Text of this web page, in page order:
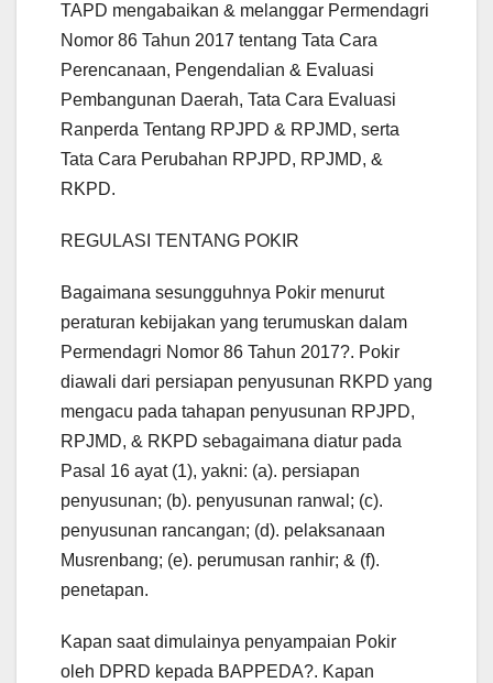
TAPD mengabaikan & melanggar Permendagri
Nomor 86 Tahun 2017 tentang Tata Cara
Perencanaan, Pengendalian & Evaluasi
Pembangunan Daerah, Tata Cara Evaluasi
Ranperda Tentang RPJPD & RPJMD, serta
Tata Cara Perubahan RPJPD, RPJMD, &
RKPD.
REGULASI TENTANG POKIR
Bagaimana sesungguhnya Pokir menurut
peraturan kebijakan yang terumuskan dalam
Permendagri Nomor 86 Tahun 2017?. Pokir
diawali dari persiapan penyusunan RKPD yang
mengacu pada tahapan penyusunan RPJPD,
RPJMD, & RKPD sebagaimana diatur pada
Pasal 16 ayat (1), yakni: (a). persiapan
penyusunan; (b). penyusunan ranwal; (c).
penyusunan rancangan; (d). pelaksanaan
Musrenbang; (e). perumusan ranhir; & (f).
penetapan.
Kapan saat dimulainya penyampaian Pokir
oleh DPRD kepada BAPPEDA?. Kapan